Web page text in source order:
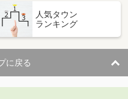
人気タウン
ランキング
に戻る